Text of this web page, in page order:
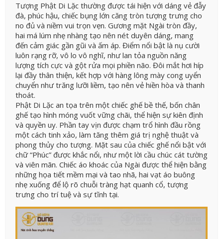
Tượng Phật Di Lặc thường được tái hiện với dáng vẻ đẫy
đà, phúc hậu, chiếc bụng lớn căng tròn tượng trưng cho
no đủ và niềm vui trọn vẹn. Gương mặt Ngài tròn đầy,
hai má lúm nhẹ nhàng tạo nên nét duyên dáng, mang
đến cảm giác gần gũi và ấm áp. Điểm nổi bật là nụ cười
luôn rạng rỡ, vô lo vô nghĩ, như lan tỏa nguồn năng
lượng tích cực và gột rửa mọi phiền não. Đôi mắt hơi híp
lại đầy thân thiện, kết hợp với hàng lông mày cong uyển
chuyển như trăng lưỡi liềm, tạo nên vẻ hiền hòa và thanh
thoát.
Phật Di Lặc an tọa trên một chiếc ghế bề thế, bốn chân
ghế tạo hình móng vuốt vững chãi, thể hiện sự kiên định
và quyền uy. Phần tay vịn được chạm trổ hình đầu rồng
một cách tinh xảo, làm tăng thêm giá trị nghệ thuật và
phong thủy cho tượng. Mặt sau của chiếc ghế nổi bật với
chữ “Phúc” được khắc nổi, như một lời cầu chúc cát tường
và viên mãn. Chiếc áo khoác của Ngài được thể hiện bằng
những họa tiết mềm mại và tao nhã, hai vạt áo buông
nhẹ xuống để lộ rõ chuỗi tràng hạt quanh cổ, tượng
trưng cho trí tuệ và sự tĩnh tại.